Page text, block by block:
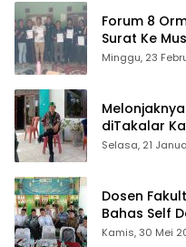
Forum 8
Surat Ke
Matel di
Minggu, 23
diTakalar
angkat
Selasa, 21
Dosen
Bahas Self
Ijtima Ulama
Kamis, 30 Mei